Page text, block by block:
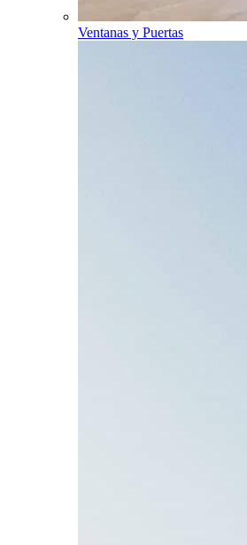
Ventanas y Puertas